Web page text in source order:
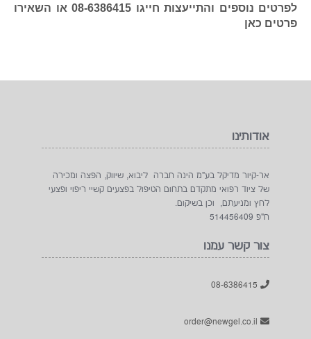
לפרטים נוספים והתייעצות חייגו 08-6386415 או השאירו
פרטים כאן
אודותינו
אר-קיור מדיקל בע"מ הינה חברה ליבוא, שיווק, הפצה ומכירה
של ציוד רפואי מתקדם בתחום הטיפול בפצעים קשיי ריפוי ופצעי
לחץ ומניעתם, וכן בשיקום.
ח"פ 514456409
צור קשר עמנו